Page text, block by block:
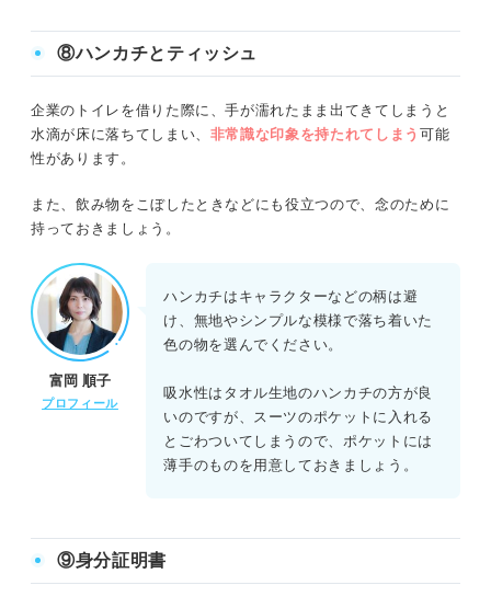
⑧ハンカチとティッシュ
企業のトイレを借りた際に、手が濡れたまま出てきてしまうと
水滴が床に落ちてしまい、 非常識な印象を持たれてしまう 可能
性があります。
また、飲み物をこぼしたときなどにも役立つので、念のために
持っておきましょう。
富岡 順子
プロフィール
ハンカチはキャラクターなどの柄は避
け、無地やシンプルな模様で落ち着いた
色の物を選んでください。
吸水性はタオル生地のハンカチの方が良
いのですが、スーツのポケットに入れる
とごわついてしまうので、ポケットには
薄手のものを用意しておきましょう。
⑨身分証明書